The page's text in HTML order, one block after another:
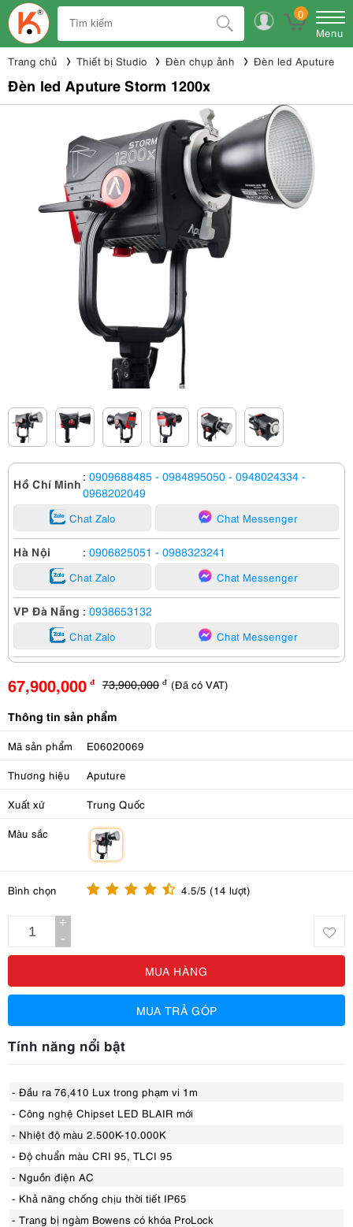
0
Menu
Trang chủ Thiết bị Studio Đèn chụp ảnh Đèn led Aputure
Đèn led Aputure Storm 1200x
Hồ Chí Minh : 0909688485 - 0984895050 - 0948024334 -
0968202049
Chat Zalo Chat Messenger
Hà Nội : 0906825051 - 0988323241
Chat Zalo Chat Messenger
VP Đà Nẵng : 0938653132
Chat Zalo Chat Messenger
67,900,000 đ 73,900,000 đ (Đã có VAT)
Thông tin sản phẩm
Mã sản phẩm E06020069
Thương hiệu Aputure
Xuất xứ Trung Quốc
Màu sắc
Bình chọn 4.5/5 (14 lượt)
+
-
MUA HÀNG
MUA TRẢ GÓP
Tính năng nổi bật
- Đầu ra 76,410 Lux trong phạm vi 1m
- Công nghệ Chipset LED BLAIR mới
- Nhiệt độ màu 2.500K-10.000K
- Độ chuẩn màu CRI 95, TLCI 95
- Nguồn điện AC
- Khả năng chống chịu thời tiết IP65
- Trang bị ngàm Bowens có khóa ProLock